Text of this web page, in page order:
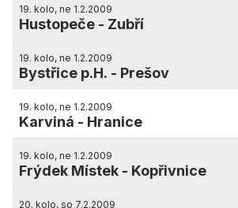
19. kolo, ne 1.2.2009
Hustopeče - Zubří
19. kolo, ne 1.2.2009
Bystřice p.H. - Prešov
19. kolo, ne 1.2.2009
Karviná - Hranice
19. kolo, ne 1.2.2009
Frýdek Místek - Kopřivnice
20. kolo, so 7.2.2009